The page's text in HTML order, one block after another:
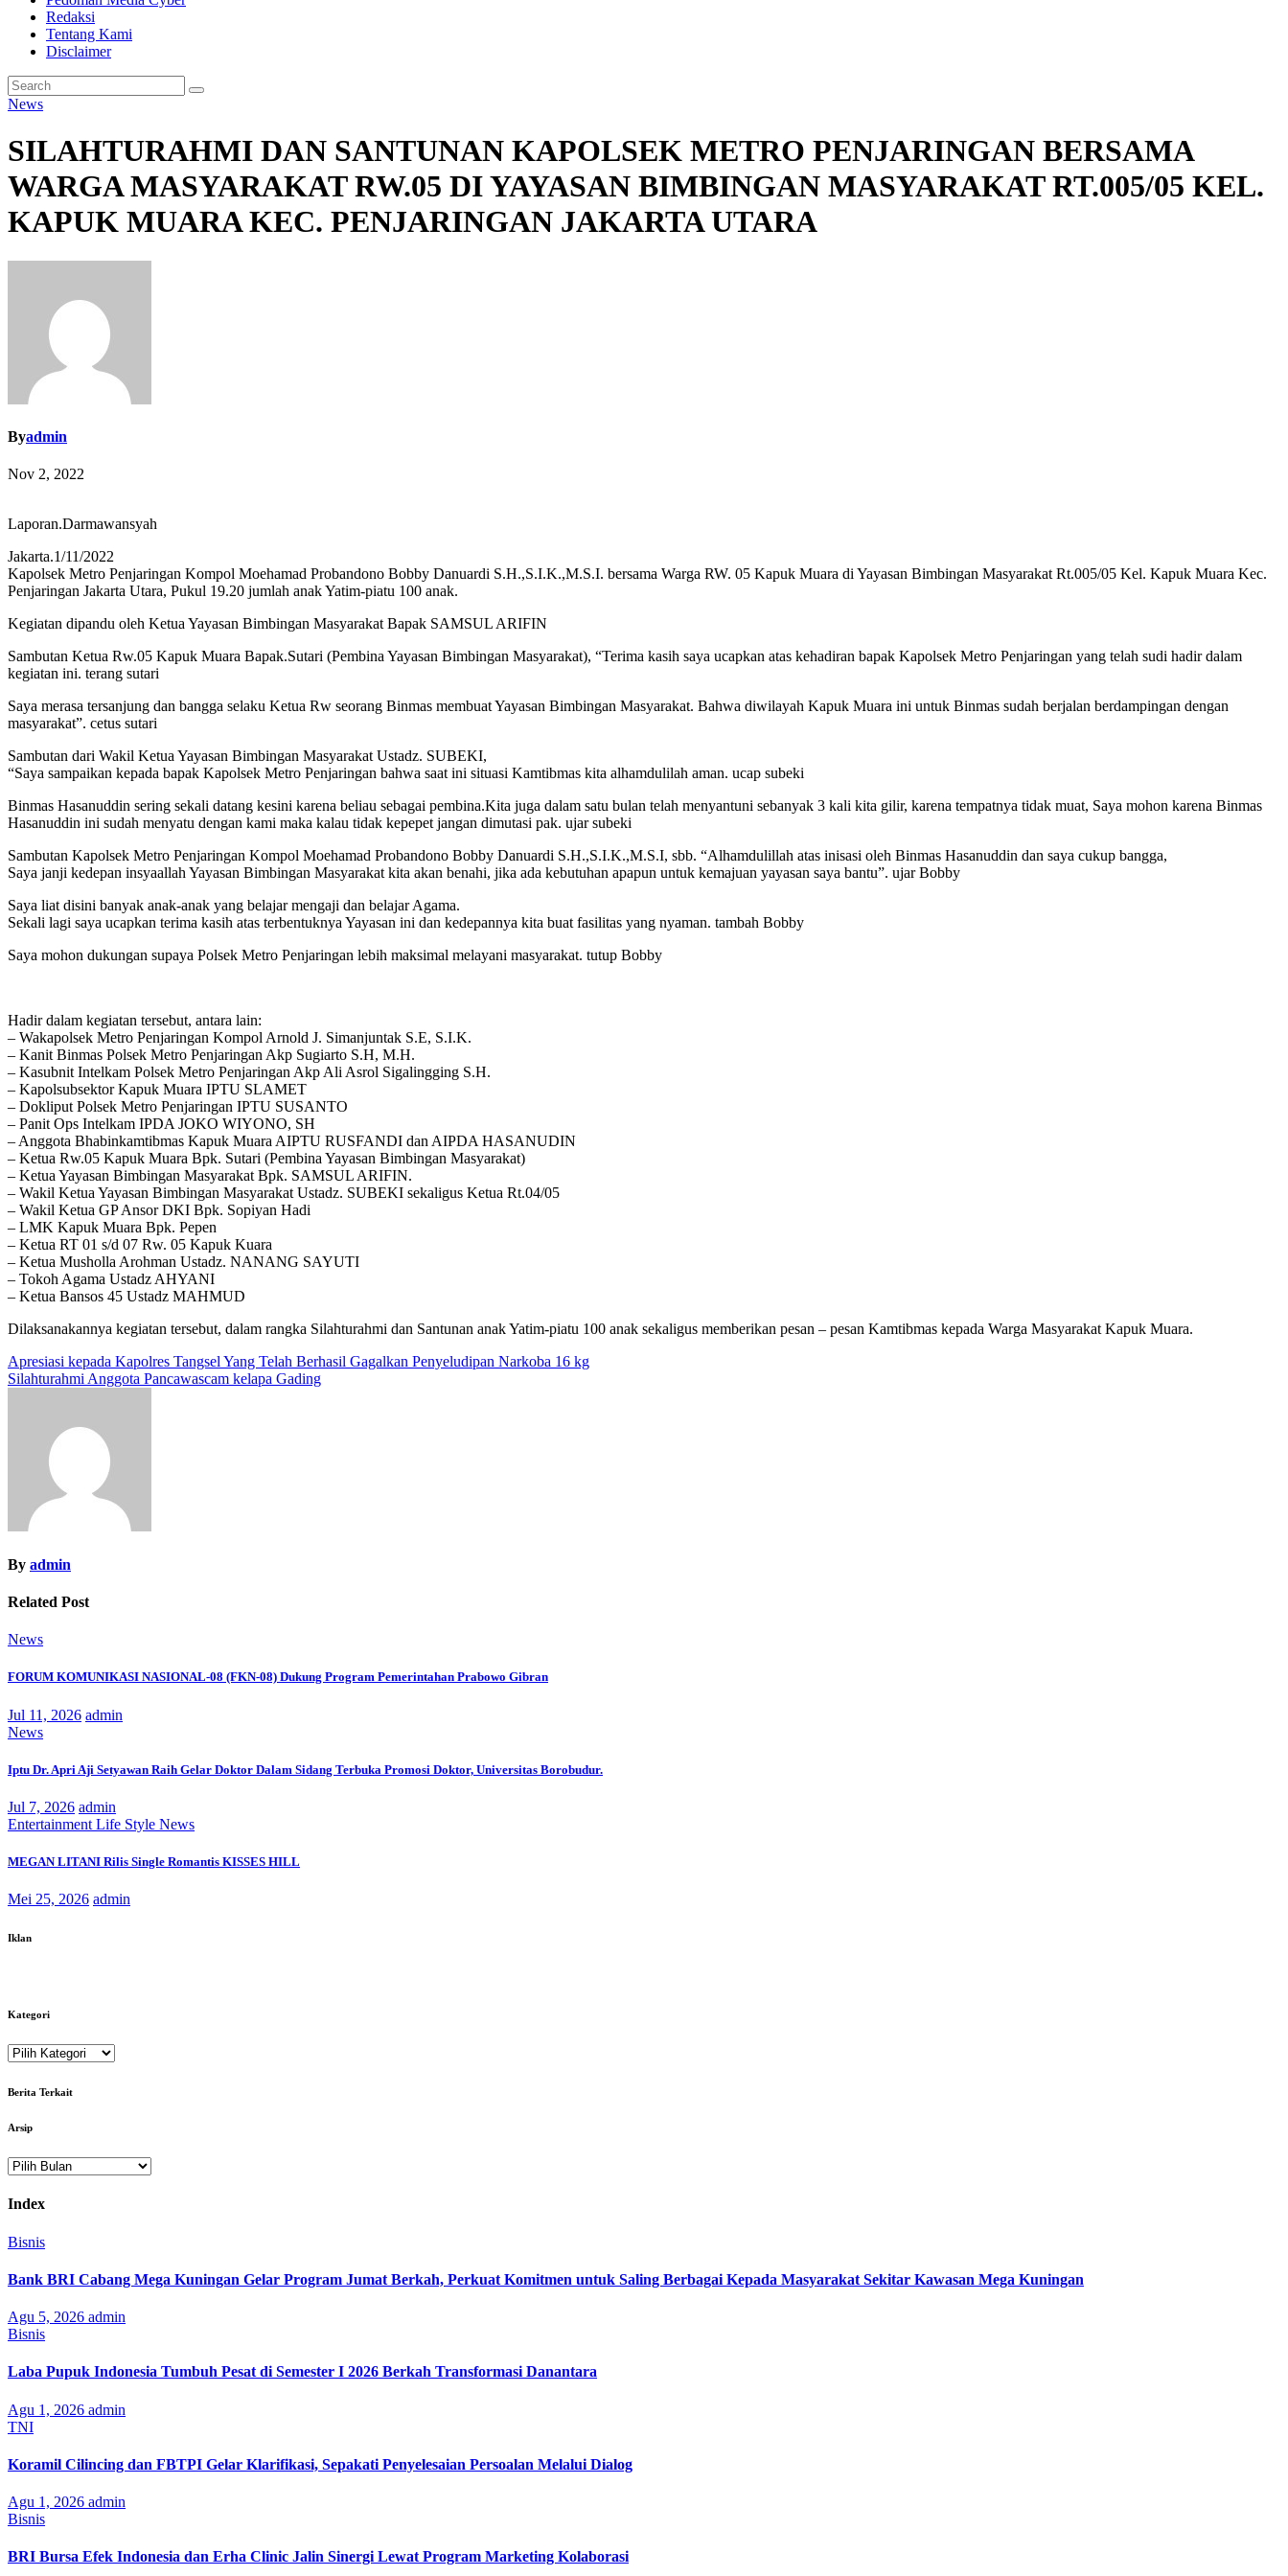
Redaksi
Tentang Kami
Disclaimer
News
SILAHTURAHMI DAN SANTUNAN KAPOLSEK METRO PENJARINGAN BERSAMA
WARGA MASYARAKAT RW.05 DI YAYASAN BIMBINGAN MASYARAKAT RT.005/05 KEL.
KAPUK MUARA KEC. PENJARINGAN JAKARTA UTARA
Byadmin
Nov 2, 2022
Laporan.Darmawansyah
Jakarta.1/11/2022
Kapolsek Metro Penjaringan Kompol Moehamad Probandono Bobby Danuardi S.H.,S.I.K.,M.S.I. bersama Warga RW. 05 Kapuk Muara di Yayasan Bimbingan Masyarakat Rt.005/05 Kel. Kapuk Muara Kec.
Penjaringan Jakarta Utara, Pukul 19.20 jumlah anak Yatim-piatu 100 anak.
Kegiatan dipandu oleh Ketua Yayasan Bimbingan Masyarakat Bapak SAMSUL ARIFIN
Sambutan Ketua Rw.05 Kapuk Muara Bapak.Sutari (Pembina Yayasan Bimbingan Masyarakat), “Terima kasih saya ucapkan atas kehadiran bapak Kapolsek Metro Penjaringan yang telah sudi hadir dalam
kegiatan ini. terang sutari
Saya merasa tersanjung dan bangga selaku Ketua Rw seorang Binmas membuat Yayasan Bimbingan Masyarakat. Bahwa diwilayah Kapuk Muara ini untuk Binmas sudah berjalan berdampingan dengan
masyarakat”. cetus sutari
Sambutan dari Wakil Ketua Yayasan Bimbingan Masyarakat Ustadz. SUBEKI,
“Saya sampaikan kepada bapak Kapolsek Metro Penjaringan bahwa saat ini situasi Kamtibmas kita alhamdulilah aman. ucap subeki
Binmas Hasanuddin sering sekali datang kesini karena beliau sebagai pembina.Kita juga dalam satu bulan telah menyantuni sebanyak 3 kali kita gilir, karena tempatnya tidak muat, Saya mohon karena Binmas
Hasanuddin ini sudah menyatu dengan kami maka kalau tidak kepepet jangan dimutasi pak. ujar subeki
Sambutan Kapolsek Metro Penjaringan Kompol Moehamad Probandono Bobby Danuardi S.H.,S.I.K.,M.S.I, sbb. “Alhamdulillah atas inisasi oleh Binmas Hasanuddin dan saya cukup bangga,
Saya janji kedepan insyaallah Yayasan Bimbingan Masyarakat kita akan benahi, jika ada kebutuhan apapun untuk kemajuan yayasan saya bantu”. ujar Bobby
Saya liat disini banyak anak-anak yang belajar mengaji dan belajar Agama.
Sekali lagi saya ucapkan terima kasih atas terbentuknya Yayasan ini dan kedepannya kita buat fasilitas yang nyaman. tambah Bobby
Saya mohon dukungan supaya Polsek Metro Penjaringan lebih maksimal melayani masyarakat. tutup Bobby
Hadir dalam kegiatan tersebut, antara lain:
– Wakapolsek Metro Penjaringan Kompol Arnold J. Simanjuntak S.E, S.I.K.
– Kanit Binmas Polsek Metro Penjaringan Akp Sugiarto S.H, M.H.
– Kasubnit Intelkam Polsek Metro Penjaringan Akp Ali Asrol Sigalingging S.H.
– Kapolsubsektor Kapuk Muara IPTU SLAMET
– Dokliput Polsek Metro Penjaringan IPTU SUSANTO
– Panit Ops Intelkam IPDA JOKO WIYONO, SH
– Anggota Bhabinkamtibmas Kapuk Muara AIPTU RUSFANDI dan AIPDA HASANUDIN
– Ketua Rw.05 Kapuk Muara Bpk. Sutari (Pembina Yayasan Bimbingan Masyarakat)
– Ketua Yayasan Bimbingan Masyarakat Bpk. SAMSUL ARIFIN.
– Wakil Ketua Yayasan Bimbingan Masyarakat Ustadz. SUBEKI sekaligus Ketua Rt.04/05
– Wakil Ketua GP Ansor DKI Bpk. Sopiyan Hadi
– LMK Kapuk Muara Bpk. Pepen
– Ketua RT 01 s/d 07 Rw. 05 Kapuk Kuara
– Ketua Musholla Arohman Ustadz. NANANG SAYUTI
– Tokoh Agama Ustadz AHYANI
– Ketua Bansos 45 Ustadz MAHMUD
Dilaksanakannya kegiatan tersebut, dalam rangka Silahturahmi dan Santunan anak Yatim-piatu 100 anak sekaligus memberikan pesan – pesan Kamtibmas kepada Warga Masyarakat Kapuk Muara.
Navigasi
pos
Apresiasi kepada Kapolres Tangsel Yang Telah Berhasil Gagalkan Penyeludipan Narkoba 16 kg
Silahturahmi Anggota Pancawascam kelapa Gading
By admin
Related Post
News
FORUM KOMUNIKASI NASIONAL-08 (FKN-08) Dukung Program Pemerintahan Prabowo Gibran
Jul 11, 2026 admin
News
Iptu Dr. Apri Aji Setyawan Raih Gelar Doktor Dalam Sidang Terbuka Promosi Doktor, Universitas Borobudur.
Jul 7, 2026 admin
Entertainment Life Style News
MEGAN LITANI Rilis Single Romantis KISSES HILL
Mei 25, 2026 admin
Iklan
Kategori
Kategori
Berita Terkait
Arsip
Arsip
Index
Bisnis
Bank BRI Cabang Mega Kuningan Gelar Program Jumat Berkah, Perkuat Komitmen untuk Saling Berbagai Kepada Masyarakat Sekitar Kawasan Mega Kuningan
Agu 5, 2026 admin
Bisnis
Laba Pupuk Indonesia Tumbuh Pesat di Semester I 2026 Berkah Transformasi Danantara
Agu 1, 2026 admin
TNI
Koramil Cilincing dan FBTPI Gelar Klarifikasi, Sepakati Penyelesaian Persoalan Melalui Dialog
Agu 1, 2026 admin
Bisnis
BRI Bursa Efek Indonesia dan Erha Clinic Jalin Sinergi Lewat Program Marketing Kolaborasi